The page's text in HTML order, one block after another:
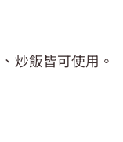
炒飯皆可使用。